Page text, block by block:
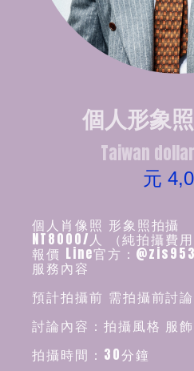
個人形象
Taiwan
元
個人肖像照 形象照拍攝
NT8000/人 （純拍攝費
報價 Line官方：
服務內容
預計拍攝前 需拍攝前討論
討論內容：拍攝風格 服
拍攝時間：30分鐘